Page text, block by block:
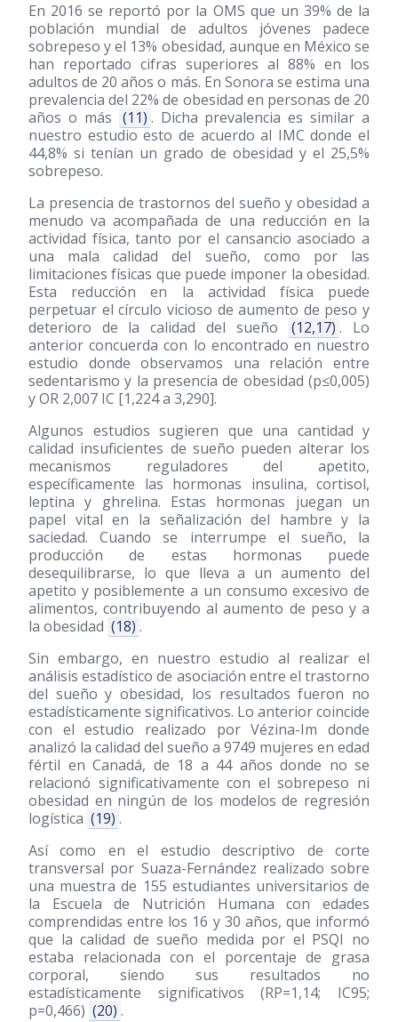
En 2016 se reportó por la OMS que un 39% de la
población mundial de adultos jóvenes padece
sobrepeso y el 13% obesidad, aunque en México se
han reportado cifras superiores al 88% en los
adultos de 20 años o más. En Sonora se estima una
prevalencia del 22% de obesidad en personas de 20
años o más (11) . Dicha prevalencia es similar a
nuestro estudio esto de acuerdo al IMC donde el
44,8% si tenían un grado de obesidad y el 25,5%
sobrepeso.
La presencia de trastornos del sueño y obesidad a
menudo va acompañada de una reducción en la
actividad física, tanto por el cansancio asociado a
una mala calidad del sueño, como por las
limitaciones físicas que puede imponer la obesidad.
Esta reducción en la actividad física puede
perpetuar el círculo vicioso de aumento de peso y
deterioro de la calidad del sueño
(12,17) . Lo
anterior concuerda con lo encontrado en nuestro
estudio donde observamos una relación entre
sedentarismo y la presencia de obesidad (p≤0,005)
y OR 2,007 IC [1,224 a 3,290].
Algunos estudios sugieren que una cantidad y
calidad insuficientes de sueño pueden alterar los
mecanismos reguladores del apetito,
específicamente las hormonas insulina, cortisol,
leptina y ghrelina. Estas hormonas juegan un
papel vital en la señalización del hambre y la
saciedad. Cuando se interrumpe el sueño, la
producción de estas hormonas puede
desequilibrarse, lo que lleva a un aumento del
apetito y posiblemente a un consumo excesivo de
alimentos, contribuyendo al aumento de peso y a
la obesidad (18) .
Sin embargo, en nuestro estudio al realizar el
análisis estadístico de asociación entre el trastorno
del sueño y obesidad, los resultados fueron no
estadísticamente significativos. Lo anterior coincide
con el estudio realizado por Vézina-Im donde
analizó la calidad del sueño a 9749 mujeres en edad
fértil en Canadá, de 18 a 44 años donde no se
relacionó significativamente con el sobrepeso ni
obesidad en ningún de los modelos de regresión
logística (19) .
Así como en el estudio descriptivo de corte
transversal por Suaza-Fernández realizado sobre
una muestra de 155 estudiantes universitarios de
la Escuela de Nutrición Humana con edades
comprendidas entre los 16 y 30 años, que informó
que la calidad de sueño medida por el PSQI no
estaba relacionada con el porcentaje de grasa
corporal, siendo sus resultados no
estadísticamente significativos (RP=1,14; IC95;
p=0,466) (20) .